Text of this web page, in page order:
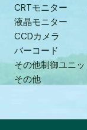
CRTモニター
液晶モニター
CCDカメラ
バーコード
その他制御ユニッ
その他